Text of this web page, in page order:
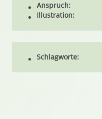
Anspruch:
Illustration:
Schlagworte: